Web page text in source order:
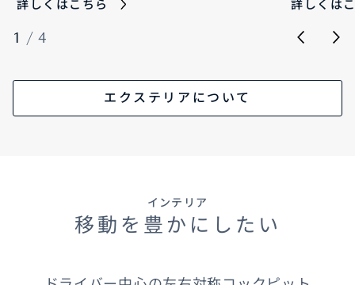
詳しくはこちら 詳しくは
1 / 4
エクステリアについて
インテリア
移動を豊かにしたい